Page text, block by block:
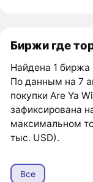
Биржи где
Найдена 1 биржа
По данным на 7
покупки Are Ya
зафиксирована
максимальном
тыс. USD).
Все